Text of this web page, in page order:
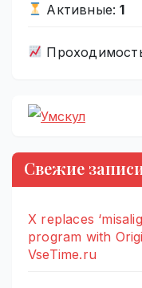
Активные:1
Свежие
X replaces
program with
VseTime.ru